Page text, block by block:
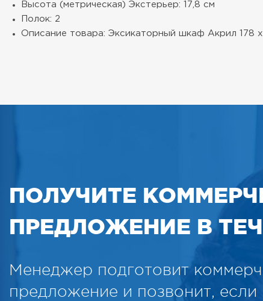
Высота (метрическая) Экстерьер: 17,8 см
Полок: 2
Описание товара: Эксикаторный шкаф Акрил 178
ПОЛУЧИТЕ
ПРЕДЛОЖЕНИЕ В
Менеджер подготовит
предложение и позвонит, если